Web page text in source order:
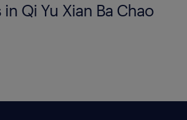
Qi Yu Xian Ba Chao